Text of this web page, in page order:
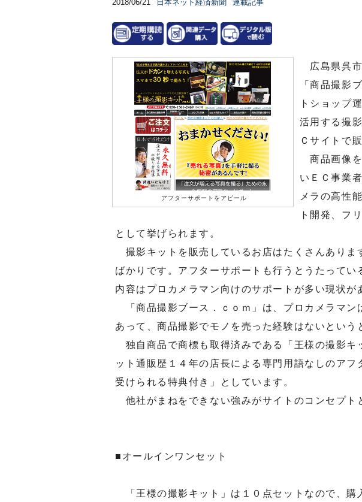
2018/06/21 日本ネット経済新聞 連載記事
アフターサポートをアピール
広島県呉市
「商品撮影
トショップ
活用する撮
Ｃサイトで
商品画像を
いＥＣ事業
メラの高性
ト開発、フ
として挙げられます。
撮影キットを販売しているお店はたくさんありま
ばかりです。アフターサポートも行うとうたってい
内容はプロカメラマン向けのサポートが多い現状が
「商品撮影ブース．ｃｏｍ」は、プロカメラマン
あって、商品撮影でモノを売った経験はないという
独自商品で商標も取得済みである「王様の撮影キ
ット通販歴１４年の店長による専門用語なしのアフ
受けられる特典付き」としています。
他社がまねをできない強みがサイトのコンセプト
■オールインワンセット
「王様の撮影キット」は１０点セットなので、購